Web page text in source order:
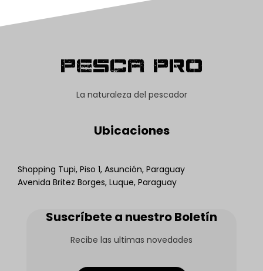
Pesca Pro
La naturaleza del pescador
Ubicaciones
Shopping Tupi, Piso 1, Asunción, Paraguay
Avenida Britez Borges, Luque, Paraguay
Suscríbete a nuestro Boletín
Recibe las ultimas novedades